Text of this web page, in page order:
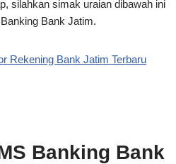
silahkan simak uraian dibawah ini
Bank Jatim.
Rekening Bank Jatim Terbaru
Banking Bank